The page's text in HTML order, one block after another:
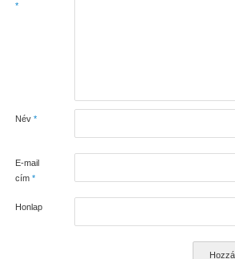
*
Név *
E-mail
cím *
Honlap